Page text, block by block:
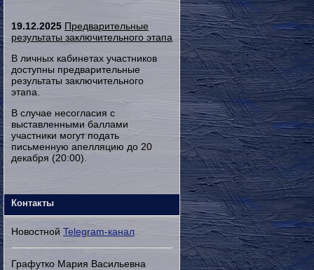
19.12.2025 Предварительные
результаты заключительного этапа
В личных кабинетах участников
доступны предварительные
результаты заключительного
этапа.
В случае несогласия с
выставленными баллами
участники могут подать
письменную апелляцию до 20
декабря (20:00).
Контакты
Новостной Telegram-канал
Графутко Мария Васильевна